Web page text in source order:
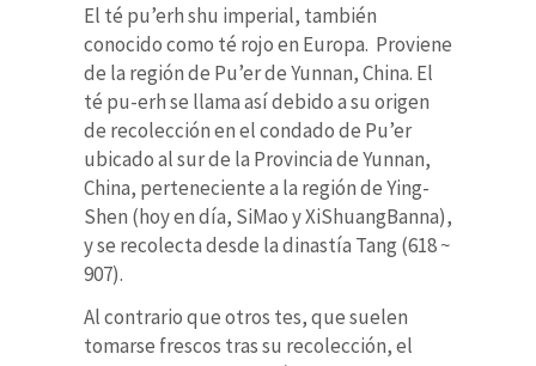
El té pu’erh shu imperial, también
conocido como té rojo en Europa. Proviene
de la región de Pu’er de Yunnan, China. El
té pu-erh se llama así debido a su origen
de recolección en el condado de Pu’er
ubicado al sur de la Provincia de Yunnan,
China, perteneciente a la región de Ying-
Shen (hoy en día, SiMao y XiShuangBanna),
y se recolecta desde la dinastía Tang (618 ~
907).
Al contrario que otros tes, que suelen
tomarse frescos tras su recolección, el